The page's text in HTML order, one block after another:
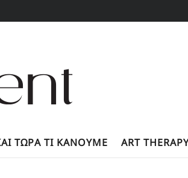
ΤΏΡΑ ΤΙ ΚΆΝΟΥΜΕ ART